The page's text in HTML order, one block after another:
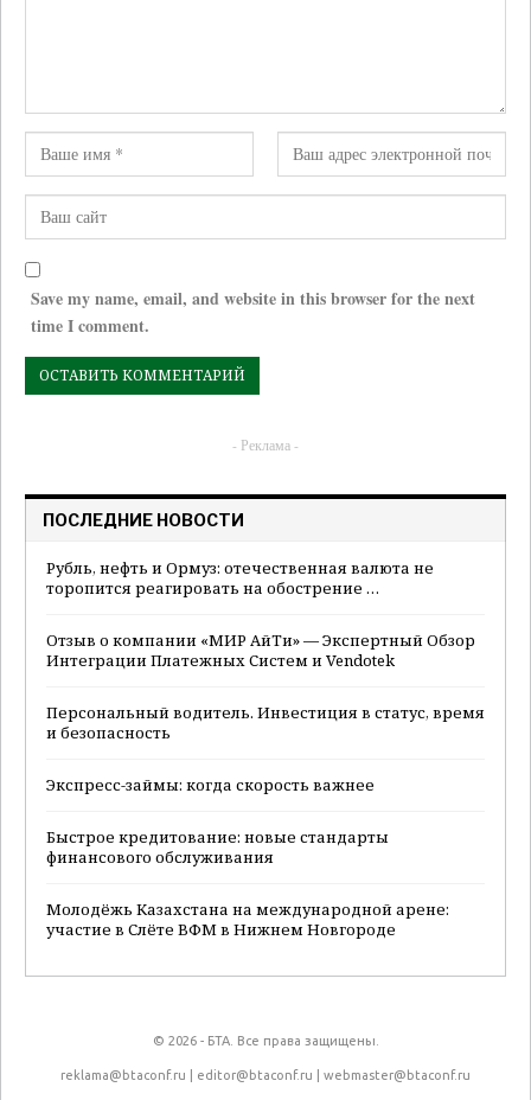
Save my name, email, and website in this browser for the next
time I comment.
- Реклама -
ПОСЛЕДНИЕ НОВОСТИ
Рубль, нефть и Ормуз: отечественная валюта не
торопится реагировать на обострение …
Отзыв о компании «МИР АйТи» — Экспертный Обзор
Интеграции Платежных Систем и Vendotek
Персональный водитель. Инвестиция в статус, время
и безопасность
Экспресс-займы: когда скорость важнее
Быстрое кредитование: новые стандарты
финансового обслуживания
Молодёжь Казахстана на международной арене:
участие в Слёте ВФМ в Нижнем Новгороде
© 2026 - БТА. Все права защищены.
reklama@btaconf.ru editor@btaconf.ru webmaster@btaconf.ru